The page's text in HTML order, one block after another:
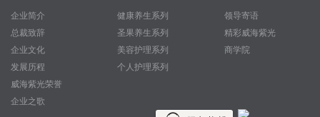
企业简介
总裁致辞
企业文化
发展历程
威海紫光荣誉
企业之歌
健康养生系列
圣果养生系列
美容护理系列
个人护理系列
领导寄语
精彩威海紫光
商学院